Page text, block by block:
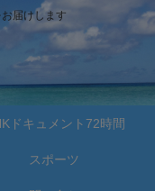
届けします
ドキュメント72時間
スポーツ